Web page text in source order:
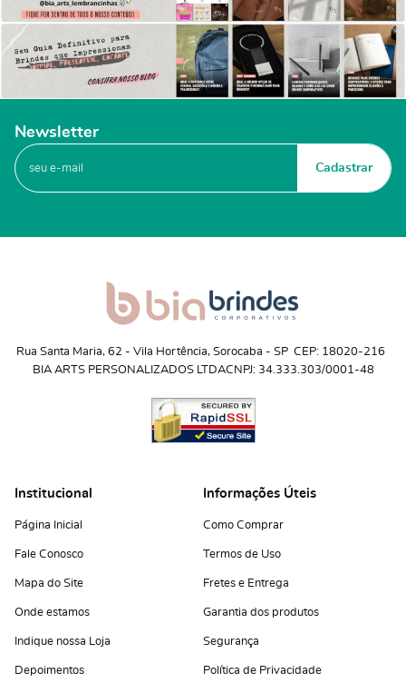
Newsletter
Cadastrar
Rua Santa Maria, 62 - Vila Hortência, Sorocaba - SP CEP: 18020-216
BIA ARTS PERSONALIZADOS LTDACNPJ: 34.333.303/0001-48
Institucional
Página Inicial
Fale Conosco
Mapa do Site
Onde estamos
Indique nossa Loja
Depoimentos
Informações Úteis
Como Comprar
Termos de Uso
Fretes e Entrega
Garantia dos produtos
Segurança
Política de Privacidade